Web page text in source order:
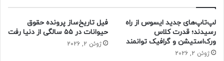
بهترین سایت آموزش زبان انگلیسی
بهترین اپلیکیشن آموزش زبان انگلیسی رایگان برای کودکان
بهترین اپلیکیشن آموزش زبان انگلیسی برای کامپیوتر
بهترین اپلیکیشن آموزش زبان انگلیسی فارسی
لپ‌تاپ‌های جدید ایسوس از راه
رسیدند؛ قدرت کلاس
ورک‌استیشن و گرافیک توانمند
ژوئن 2, 2026
فیل تاریخ‌ساز پرونده حقوق
حیوانات در ۵۵ سالگی از دنیا رفت
ژوئن 2, 2026